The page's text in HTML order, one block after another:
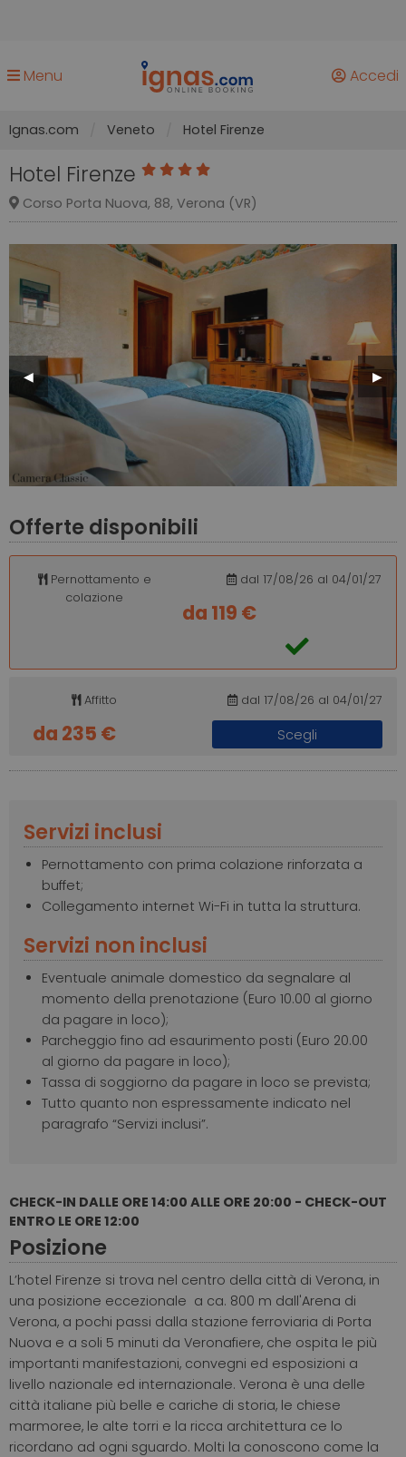
Menu Accedi
Ignas.com Veneto Hotel Firenze
Hotel Firenze
Corso Porta Nuova, 88, Verona (VR)
Previous
Slide
◀︎ Next
Slide
▶︎
Offerte disponibili
Pernottamento e
colazione
dal 17/08/26 al 04/01/27
da 119 €
Affitto dal 17/08/26 al 04/01/27
da 235 € Scegli
Servizi inclusi
Pernottamento con prima colazione rinforzata a
buffet;
Collegamento internet Wi-Fi in tutta la struttura.
Servizi non inclusi
Eventuale animale domestico da segnalare al
momento della prenotazione (Euro 10.00 al giorno
da pagare in loco);
Parcheggio fino ad esaurimento posti (Euro 20.00
al giorno da pagare in loco);
Tassa di soggiorno da pagare in loco se prevista;
Tutto quanto non espressamente indicato nel
paragrafo “Servizi inclusi”.
CHECK-IN DALLE ORE 14:00 ALLE ORE 20:00 - CHECK-OUT
ENTRO LE ORE 12:00
Posizione
L’hotel Firenze si trova nel centro della città di Verona, in
una posizione eccezionale a ca. 800 m dall'Arena di
Verona, a pochi passi dalla stazione ferroviaria di Porta
Nuova e a soli 5 minuti da Veronafiere, che ospita le più
importanti manifestazioni, convegni ed esposizioni a
livello nazionale ed internazionale. Verona è una delle
città italiane più belle e cariche di storia, le chiese
marmoree, le alte torri e la ricca architettura ce lo
ricordano ad ogni sguardo. Molti la conoscono come la